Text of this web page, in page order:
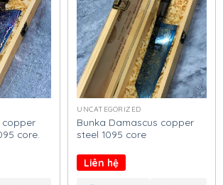
copper
core.
UNCATEGORIZED
Bunka Damascus copper
steel 1095 core
Liên hệ